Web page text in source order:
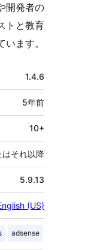
開発者の
トと教育
ます。
1.4.6
5年前
10+
それ以降
5.9.13
(US)
adsense